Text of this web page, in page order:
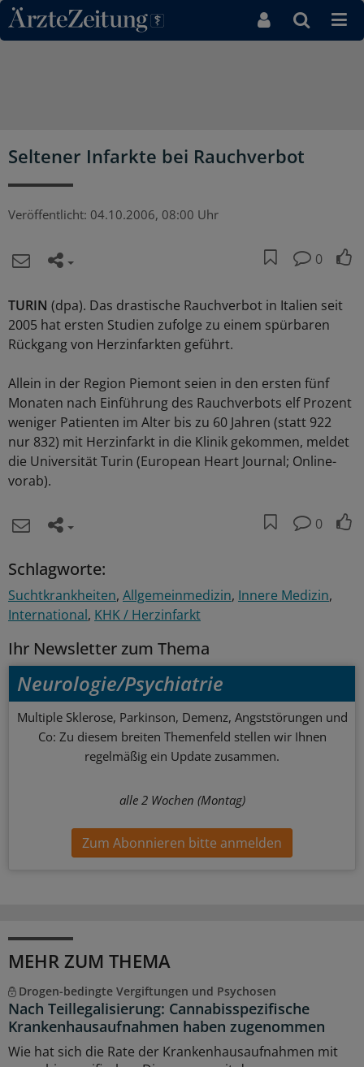
Direkt zum Inhaltsbereich
Seltener Infarkte bei Rauchverbot
Veröffentlicht: 04.10.2006, 08:00 Uhr
0
TURIN (dpa). Das drastische Rauchverbot in Italien seit
2005 hat ersten Studien zufolge zu einem spürbaren
Rückgang von Herzinfarkten geführt.
Allein in der Region Piemont seien in den ersten fünf
Monaten nach Einführung des Rauchverbots elf Prozent
weniger Patienten im Alter bis zu 60 Jahren (statt 922
nur 832) mit Herzinfarkt in die Klinik gekommen, meldet
die Universität Turin (European Heart Journal; Online-
vorab).
0
Schlagworte:
Suchtkrankheiten Allgemeinmedizin Innere Medizin
International KHK / Herzinfarkt
Ihr Newsletter zum Thema
Neurologie/Psychiatrie
Multiple Sklerose, Parkinson, Demenz, Angststörungen und
Co: Zu diesem breiten Themenfeld stellen wir Ihnen
regelmäßig ein Update zusammen.
alle 2 Wochen (Montag)
Zum Abonnieren bitte anmelden
MEHR ZUM THEMA
Drogen-bedingte Vergiftungen und Psychosen
Nach Teillegalisierung: Cannabisspezifische
Krankenhausaufnahmen haben zugenommen
Wie hat sich die Rate der Krankenhausaufnahmen mit